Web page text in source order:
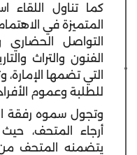
كما تناول اللقاء
المتميزة في
التواصل
الفنون والتراث
التي تضمها
للطلبة وعموم
وتجول سموه رفقة
أرجاء المتحف،
يتضمنه المتحف